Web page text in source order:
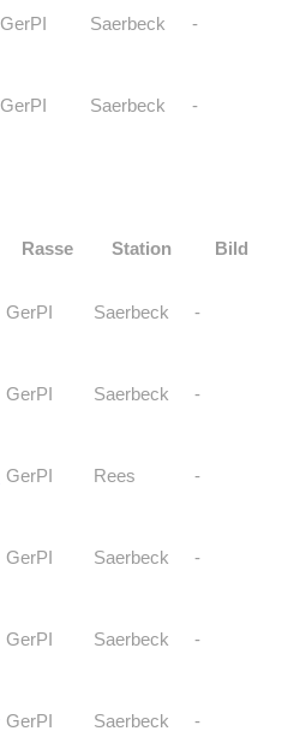
GerPI Saerbeck -
GerPI Saerbeck -
Rasse Station Bild
GerPI Saerbeck -
GerPI Saerbeck -
GerPI Rees -
GerPI Saerbeck -
GerPI Saerbeck -
GerPI Saerbeck -